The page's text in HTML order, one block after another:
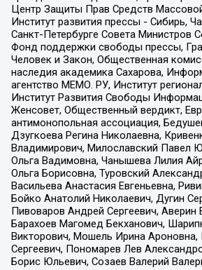
Центр Защиты Прав Средств
Институт развития прессы - Сибирь,
Санкт-Петербурге Совета Министров
Фонд поддержки свободы прессы,
Человек и Закон, Общественная
наследия академика Сахарова,
агентство МЕМО. РУ, Институт
Институт Развития Свободы
Женсовет, Общественный вердикт,
антимонопольная ассоциация,
Дзугкоева Регина Николаевна,
Владимирович, Милославский Павел
Ольга Вадимовна, Чанышева Лилия
Ольга Борисовна, Туровский
Васильева Анастасия Евгеньевна,
Бойко Анатолий Николаевич, Дугин
Пивоваров Андрей Сергеевич, Аверин
Барахоев Магомед Бекханович,
Викторович, Мошель Ирина Ароновна,
Сергеевич, Пономарев Лев
Борис Юльевич, Созаев Валерий